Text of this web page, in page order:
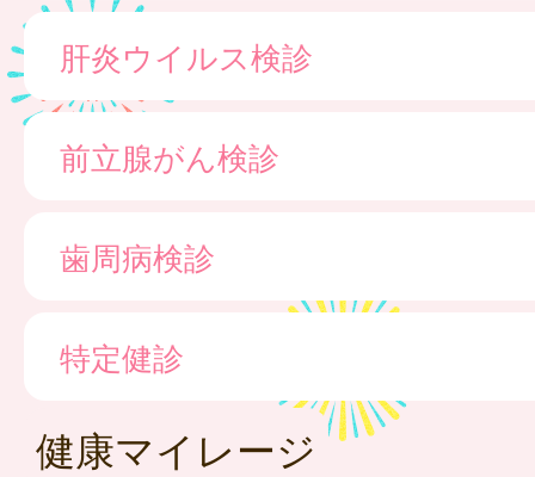
肝炎ウイルス検診
前立腺がん検診
歯周病検診
特定健診
健康マイレージ